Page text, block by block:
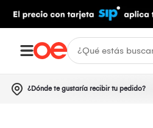
¿Dónde te gustaría recibir tu pedido?